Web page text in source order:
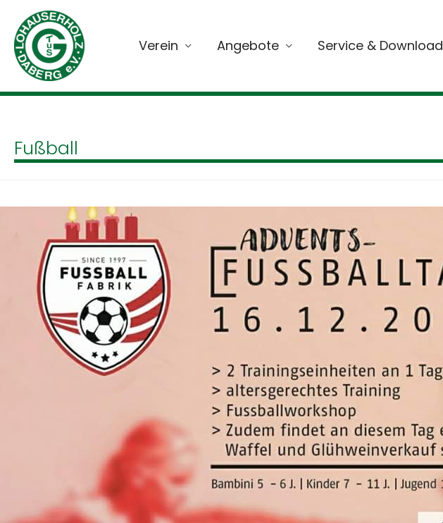
Verein Angebote Service & Download
Fußball